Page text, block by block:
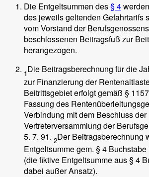
Die Entgeltsummen des§ 4
des jeweils geltenden Gefahrtarifs
vom Vorstand der
beschlossenen Beitragsfuß zur
herangezogen.
1Die Beitragsberechnung für die
zur Finanzierung der
Beitrittsgebiet erfolgt gemäß §
Fassung des
Verbindung mit dem Beschluss der
Vertreterversammlung der
5. 7. 91. 2Der Beitragsberechnung
Entgeltsumme gem. § 4
(die fiktive Entgeltsumme aus § 4
dabei außer Ansatz).